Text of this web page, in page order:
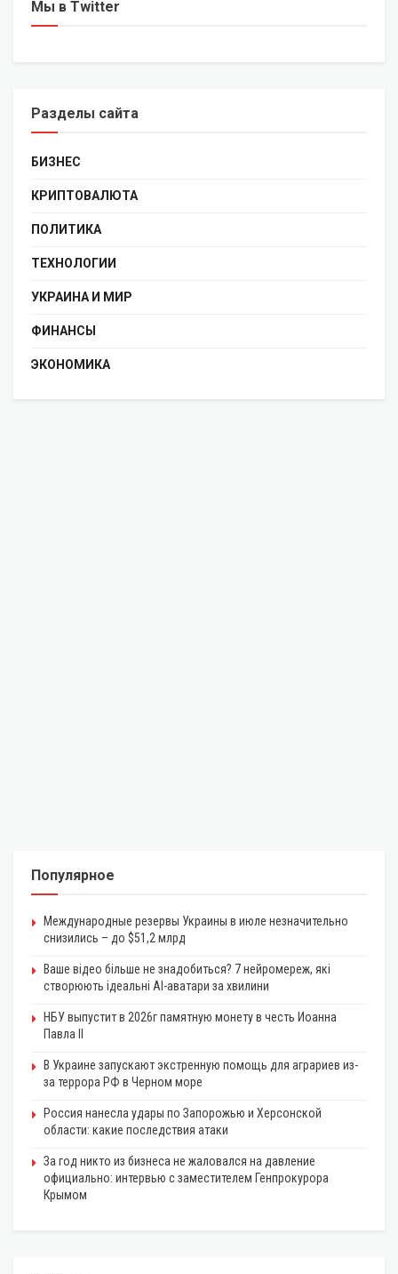
Мы в Twitter
Разделы сайта
БИЗНЕС
КРИПТОВАЛЮТА
ПОЛИТИКА
ТЕХНОЛОГИИ
УКРАИНА И МИР
ФИНАНСЫ
ЭКОНОМИКА
Популярное
Международные резервы Украины в июле незначительно
снизились – до $51,2 млрд
Ваше відео більше не знадобиться? 7 нейромереж, які
створюють ідеальні AI-аватари за хвилини
НБУ выпустит в 2026г памятную монету в честь Иоанна
Павла II
В Украине запускают экстренную помощь для аграриев из-
за террора РФ в Черном море
Россия нанесла удары по Запорожью и Херсонской
области: какие последствия атаки
За год никто из бизнеса не жаловался на давление
официально: интервью с заместителем Генпрокурора
Крымом